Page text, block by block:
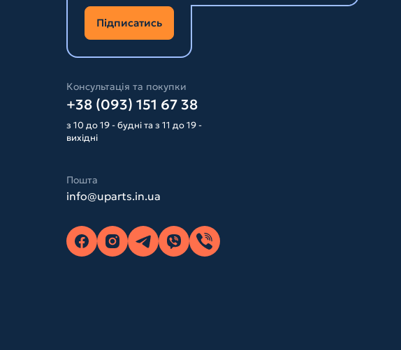
Підписатись
Консультація та покупки
+38 (093) 151 67 38
з 10 до 19 - будні та з 11 до 19 -
вихідні
Пошта
info@uparts.in.ua